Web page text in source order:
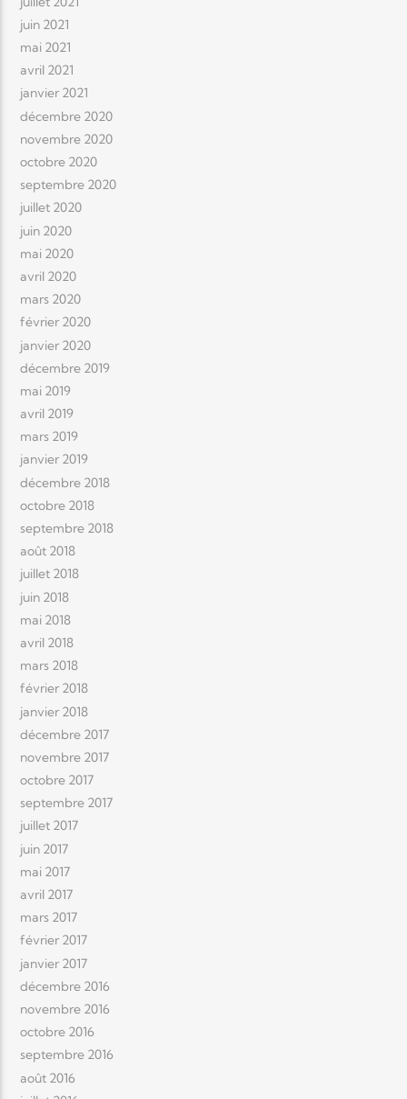
juin 2021
mai 2021
avril 2021
janvier 2021
décembre 2020
novembre 2020
octobre 2020
septembre 2020
juillet 2020
juin 2020
mai 2020
avril 2020
mars 2020
février 2020
janvier 2020
décembre 2019
mai 2019
avril 2019
mars 2019
janvier 2019
décembre 2018
octobre 2018
septembre 2018
août 2018
juillet 2018
juin 2018
mai 2018
avril 2018
mars 2018
février 2018
janvier 2018
décembre 2017
novembre 2017
octobre 2017
septembre 2017
juillet 2017
juin 2017
mai 2017
avril 2017
mars 2017
février 2017
janvier 2017
décembre 2016
novembre 2016
octobre 2016
septembre 2016
août 2016